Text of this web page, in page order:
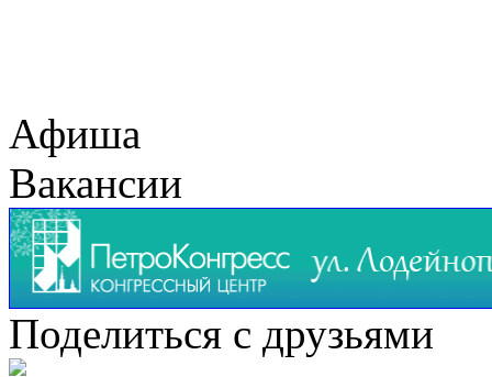
Афиша
Вакансии
Поделиться с друзьями